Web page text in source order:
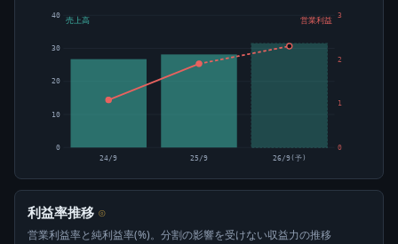
0
10
20
30
40
0
1
2
3
24/9 25/9 26/9(予)
売上高 営業利益
利益率推移 ⊙
営業利益率と純利益率(%)。分割の影響を受けない収益力の推移